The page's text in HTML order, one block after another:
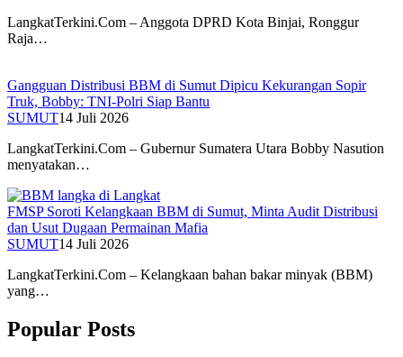
LangkatTerkini.Com – Anggota DPRD Kota Binjai, Ronggur
Raja…
Gangguan Distribusi BBM di Sumut Dipicu Kekurangan Sopir
Truk, Bobby: TNI-Polri Siap Bantu
SUMUT14 Juli 2026
LangkatTerkini.Com – Gubernur Sumatera Utara Bobby Nasution
menyatakan…
FMSP Soroti Kelangkaan BBM di Sumut, Minta Audit Distribusi
dan Usut Dugaan Permainan Mafia
SUMUT14 Juli 2026
LangkatTerkini.Com – Kelangkaan bahan bakar minyak (BBM)
yang…
Popular Posts